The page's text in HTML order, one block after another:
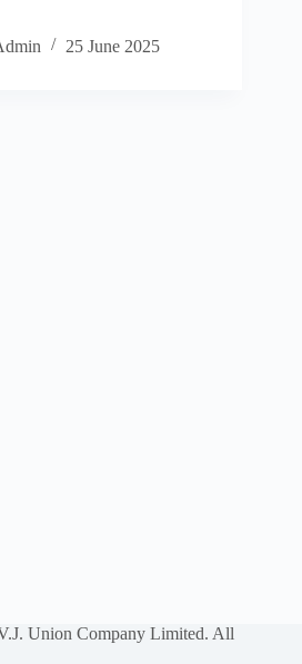
25 June 2025
Union Company Limited. All